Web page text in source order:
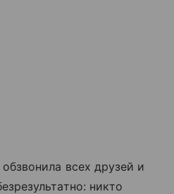
всех друзей и
никто